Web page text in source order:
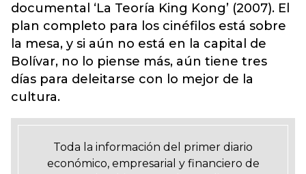
documental ‘La Teoría King Kong’ (2007). El
plan completo para los cinéfilos está sobre
la mesa, y si aún no está en la capital de
Bolívar, no lo piense más, aún tiene tres
días para deleitarse con lo mejor de la
cultura.
Toda la información del primer diario
económico, empresarial y financiero de